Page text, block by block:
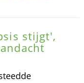
stijgt',